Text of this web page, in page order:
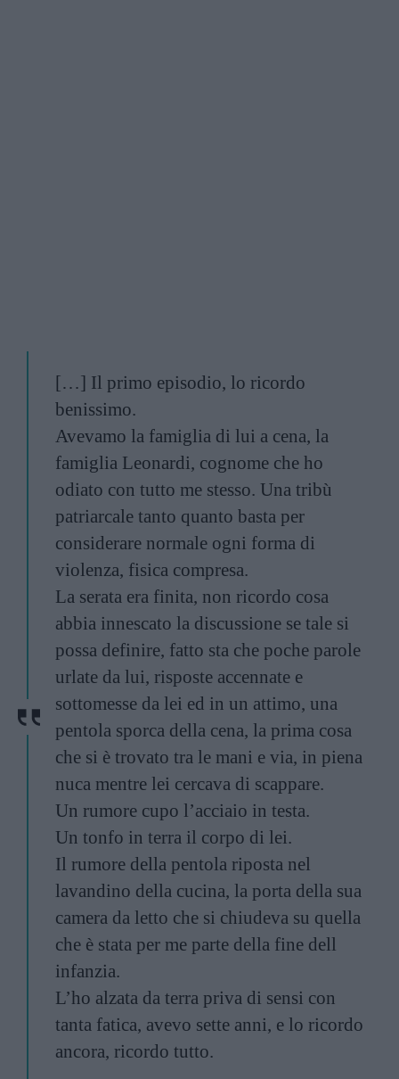
[…] Il primo episodio, lo ricordo
benissimo.
Avevamo la famiglia di lui a cena, la
famiglia Leonardi, cognome che ho
odiato con tutto me stesso. Una tribù
patriarcale tanto quanto basta per
considerare normale ogni forma di
violenza, fisica compresa.
La serata era finita, non ricordo cosa
abbia innescato la discussione se tale si
possa definire, fatto sta che poche parole
urlate da lui, risposte accennate e
sottomesse da lei ed in un attimo, una
pentola sporca della cena, la prima cosa
che si è trovato tra le mani e via, in piena
nuca mentre lei cercava di scappare.
Un rumore cupo l’acciaio in testa.
Un tonfo in terra il corpo di lei.
Il rumore della pentola riposta nel
lavandino della cucina, la porta della sua
camera da letto che si chiudeva su quella
che è stata per me parte della fine dell
infanzia.
L’ho alzata da terra priva di sensi con
tanta fatica, avevo sette anni, e lo ricordo
ancora, ricordo tutto.